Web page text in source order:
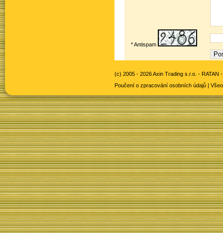
* Antispam
(c) 2005 - 2026 Axin Trading s.r.o. - RATAN
Poučení o zpracování osobních údajů |